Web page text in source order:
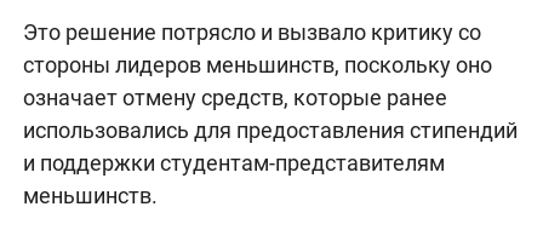
Это решение потрясло и вызвало критику со
стороны лидеров меньшинств, поскольку оно
означает отмену средств, которые ранее
использовались для предоставления стипендий
и поддержки студентам-представителям
меньшинств.